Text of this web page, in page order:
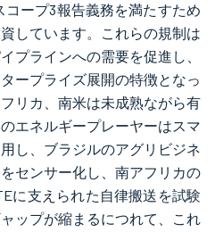
ープ3報告義務を満たすため
しています。これらの規制は
プラインへの需要を促進し、
ープライズ展開の特徴となっ
リカ、南米は未成熟ながら有
エネルギープレーヤーはスマ
し、ブラジルのアグリビジネ
センサー化し、南アフリカの
に支えられた自律搬送を試験
ップが縮まるにつれて、これ